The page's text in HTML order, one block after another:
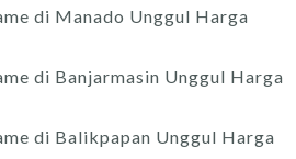
di Manado Unggul Harga
di Banjarmasin Unggul Harga
di Balikpapan Unggul Harga